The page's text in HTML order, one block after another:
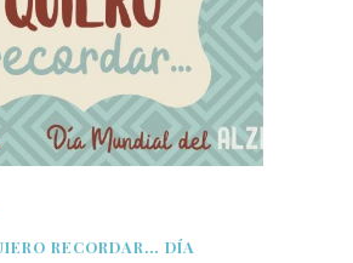
RECORDAR… DÍA